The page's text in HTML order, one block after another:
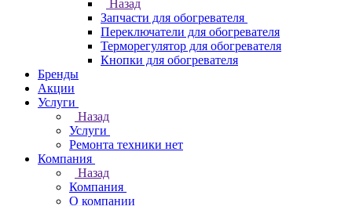
Назад
Запчасти для обогревателя
Переключатели для обогревателя
Терморегулятор для обогревателя
Кнопки для обогревателя
Бренды
Акции
Услуги
Назад
Услуги
Ремонта техники нет
Компания
Назад
Компания
О компании